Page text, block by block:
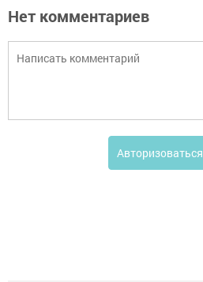
Нет комментариев
Авторизоваться